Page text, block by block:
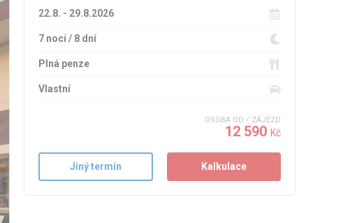
22.8. - 29.8.2026
7 nocí / 8 dní
Plná penze
Vlastní
OSOBA OD / ZÁJEZD
12 590Kč
Jiný termín Kalkulace